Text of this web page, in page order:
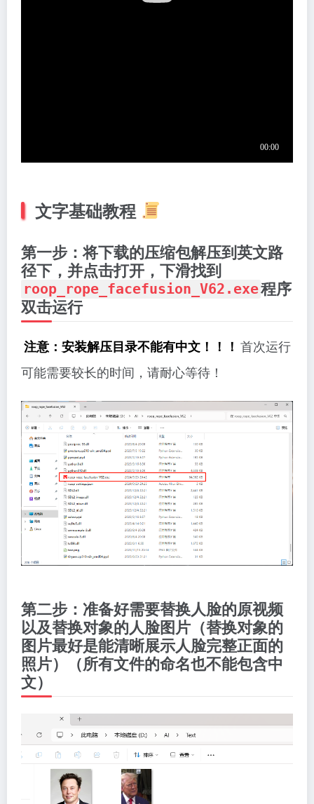
文字基础教程
第一步：将下载的压缩包解压到英文路
径下，并点击打开，下滑找到
roop_rope_facefusion_V62.exe程序
双击运行
注意：安装解压目录不能有中文！！！ 首次运行
可能需要较长的时间，请耐心等待！
第二步：准备好需要替换人脸的原视频
以及替换对象的人脸图片（替换对象的
图片最好是能清晰展示人脸完整正面的
照片）（所有文件的命名也不能包含中
文）